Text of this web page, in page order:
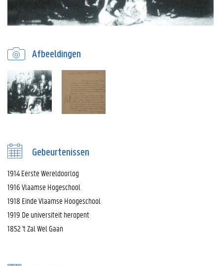
Afbeeldingen
Gebeurtenissen
1914 Eerste Wereldoorlog
1916 Vlaamse Hogeschool
1918 Einde Vlaamse Hoogeschool
1919 De universiteit heropent
1852 't Zal Wel Gaan